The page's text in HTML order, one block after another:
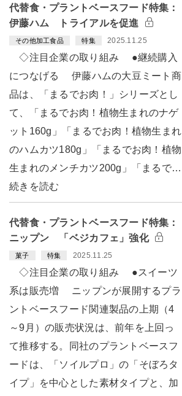
代替食・プラントベースフード特集：
伊藤ハム トライアルを促進
その他加工食品 特集 2025.11.25
◇注目企業の取り組み ●継続購入
につなげる 伊藤ハムの大豆ミート商
品は、「まるでお肉！」シリーズとし
て、「まるでお肉！植物生まれのナゲ
ット160g」「まるでお肉！植物生まれ
のハムカツ180g」「まるでお肉！植物
生まれのメンチカツ200g」「まるで…
続きを読む
代替食・プラントベースフード特集：
ニップン 「ベジカフェ」強化
菓子 特集 2025.11.25
◇注目企業の取り組み ●スイーツ
系は販売増 ニップンが展開するプラ
ントベースフード関連製品の上期（4
～9月）の販売状況は、前年を上回っ
て推移する。同社のプラントベースフ
ードは、「ソイルプロ」の「そぼろタ
イプ」を中心とした素材タイプと、加